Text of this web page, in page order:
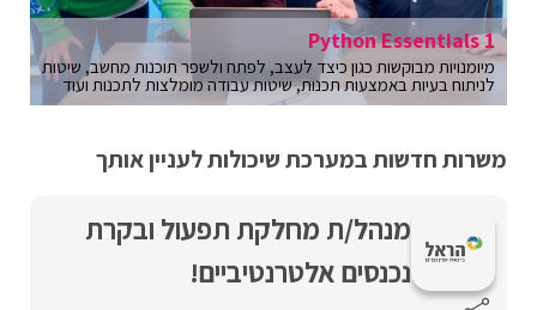
Python Essentials 1
מיומנויות מבוקשות כגון כיצד לעצב, לפתח ולשפר תוכנות מחשב, שיטות
לניתוח בעיות באמצעות תכנות, שיטות עבודה מומלצות לתכנות ועוד
משרות חדשות במערכת שיכולות לעניין אותך
מנהל/ת מחלקת תפעול ובקרת
נכנסים אלטרנטיביים!